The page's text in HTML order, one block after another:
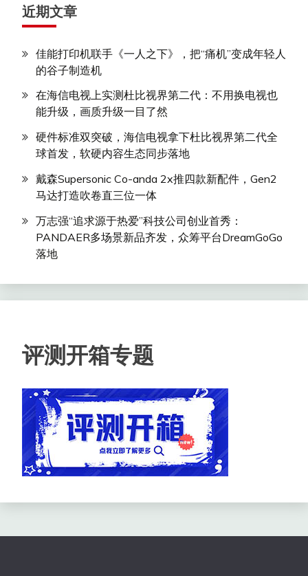
近期文章
佳能打印机联手《一人之下》，把“痛机”变成年轻人
的谷子制造机
在海信电视上实测杜比视界第二代：不用换电视也
能升级，画质升级一目了然
硬件标准双突破，海信电视拿下杜比视界第二代全
球首发，软硬内容生态同步落地
戴森Supersonic Co-anda 2x推四款新配件，Gen2
马达打造吹卷直三位一体
万志强“追求源于热爱”科技公司创业首秀：
PANDAER多场景新品齐发，众筹平台DreamGoGo
落地
评测开箱专题